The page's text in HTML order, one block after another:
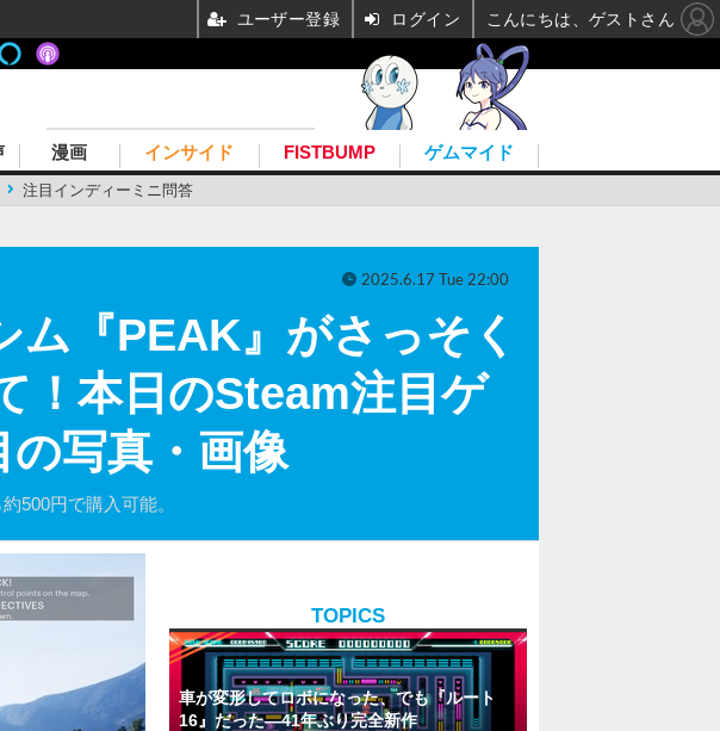
注目インディーミニ問答
漫画 インサイド FISTBUMP ゲムマイド
『PEAK』がさっそく
！本日のSteam注目ゲ
の写真・画像
500円で購入可能。
2025.6.17 Tue 22:00
TOPICS
車が変形してロボになった、でも『ルート
16』だった―41年ぶり完全新作
ユーザー登録 ログイン こんにちは、ゲストさん